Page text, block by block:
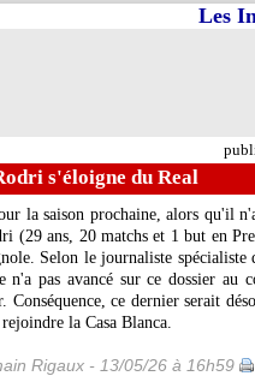
Les
s'éloigne du Real
la saison prochaine, alors qu'il
(29 ans, 20 matchs et 1 but en
Selon le journaliste spécialiste
pas avancé sur ce dossier au
ce dernier serait
la Casa Blanca.
Rigaux - 13/05/26 à 16h59